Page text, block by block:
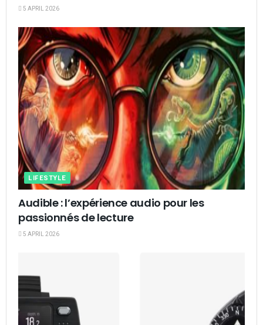
5 APRIL 2026
LIFESTYLE
Audible : l’expérience audio pour les
passionnés de lecture
5 APRIL 2026